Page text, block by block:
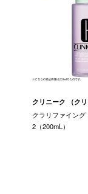
クリニーク （クリ
クラリファイング
2（200mL）